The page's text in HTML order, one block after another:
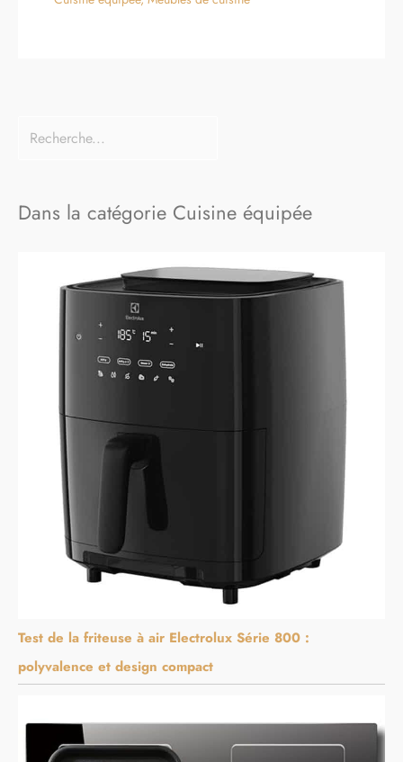
Dans la catégorie Cuisine équipée
Test de la friteuse à air Electrolux Série 800 :
polyvalence et design compact